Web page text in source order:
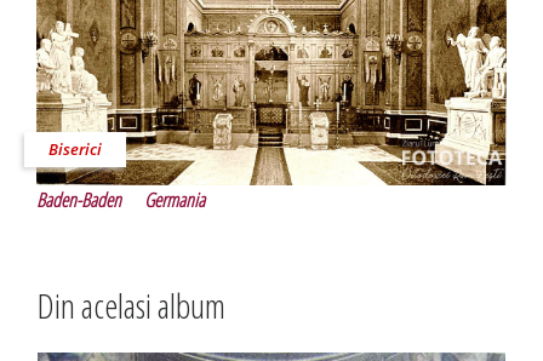
Biserici
Baden-Baden Germania
Din acelasi album